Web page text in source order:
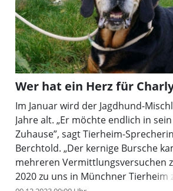
Wer hat ein Herz für
Im Januar wird der Jagdhund-
Jahre alt. „Er möchte endlich in
Zuhause”, sagt Tierheim-
Berchtold. „Der kernige Bursche
mehreren Vermittlungsversuchen
2020 zu uns in Münchner Tierheim